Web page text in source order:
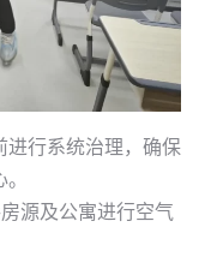
进行系统治理，确保
房源及公寓进行空气